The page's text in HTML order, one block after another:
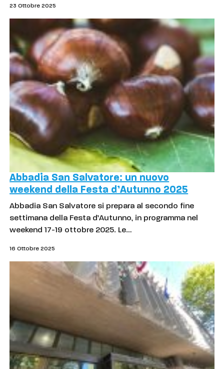
23 Ottobre 2025
Abbadia San Salvatore: un nuovo
weekend della Festa d’Autunno 2025
Abbadia San Salvatore si prepara al secondo fine
settimana della Festa d’Autunno, in programma nel
weekend 17-19 ottobre 2025. Le…
16 Ottobre 2025